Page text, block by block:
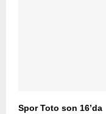
Spor Toto son 16’da